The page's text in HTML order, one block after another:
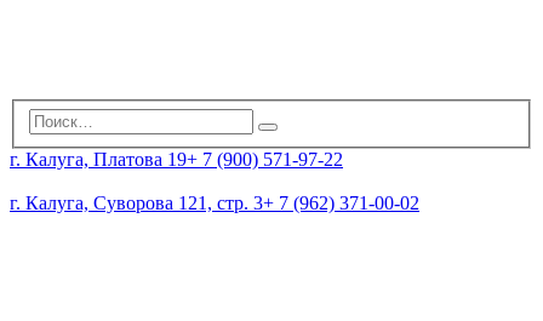
г. Калуга, Платова 19+ 7 (900) 571-97-22
г. Калуга, Суворова 121, стр. 3+ 7 (962) 371-00-02